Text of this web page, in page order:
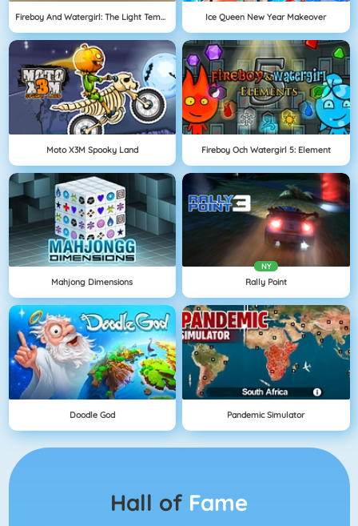
Fireboy And Watergirl: The Light Temple Ice Queen New Year Makeover
Moto X3M Spooky Land Fireboy Och Watergirl 5: Element
Mahjong Dimensions
NY
Rally Point
Doodle God Pandemic Simulator
Hall of Fame